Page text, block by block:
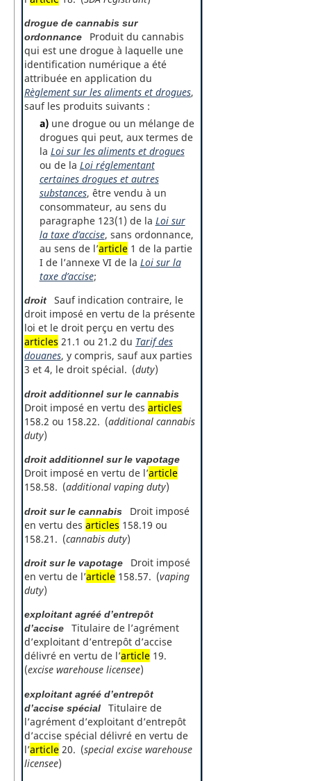
drogue de cannabis sur
ordonnance
Produit du cannabis
qui est une drogue à laquelle une
identification numérique a été
attribuée en application du
Règlement sur les aliments et drogues,
sauf les produits suivants :
a)une drogue ou un mélange de
drogues qui peut, aux termes de
la Loi sur les aliments et drogues
ou de la Loi réglementant
certaines drogues et autres
substances, être vendu à un
consommateur, au sens du
paragraphe 123(1) de la Loi sur
la taxe d’accise, sans ordonnance,
au sens de l’article1 de la partie
I de l’annexe VI de la Loi sur la
taxe d’accise;
droit
Sauf indication contraire, le
droit imposé en vertu de la présente
loi et le droit perçu en vertu des
articles 21.1 ou 21.2 du Tarif des
douanes, y compris, sauf aux parties
3 et 4, le droit spécial. (duty)
droit additionnel sur le cannabis
Droit imposé en vertu des articles
158.2 ou 158.22. (additional cannabis
duty)
droit additionnel sur le vapotage
Droit imposé en vertu de l’article
158.58. (additional vaping duty)
droit sur le cannabis
Droit imposé
en vertu des articles 158.19 ou
158.21. (cannabis duty)
droit sur le vapotage
Droit imposé
en vertu de l’article 158.57. (vaping
duty)
exploitant agréé d’entrepôt
d’accise
Titulaire de l’agrément
d’exploitant d’entrepôt d’accise
délivré en vertu de l’article 19.
(excise warehouse licensee)
exploitant agréé d’entrepôt
d’accise spécial
Titulaire de
l’agrément d’exploitant d’entrepôt
d’accise spécial délivré en vertu de
l’article 20. (special excise warehouse
licensee)